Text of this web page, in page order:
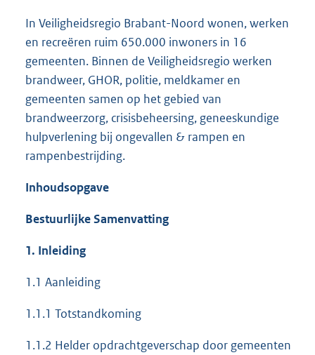
n
e
l
i
n
k
:
In Veiligheidsregio Brabant-Noord wonen, werken
en recreëren ruim 650.000 inwoners in 16
gemeenten. Binnen de Veiligheidsregio werken
brandweer, GHOR, politie, meldkamer en
gemeenten samen op het gebied van
brandweerzorg, crisisbeheersing, geneeskundige
hulpverlening bij ongevallen & rampen en
rampenbestrijding.
Inhoudsopgave
Bestuurlijke Samenvatting
1. Inleiding
1.1 Aanleiding
1.1.1 Totstandkoming
1.1.2 Helder opdrachtgeverschap door gemeenten